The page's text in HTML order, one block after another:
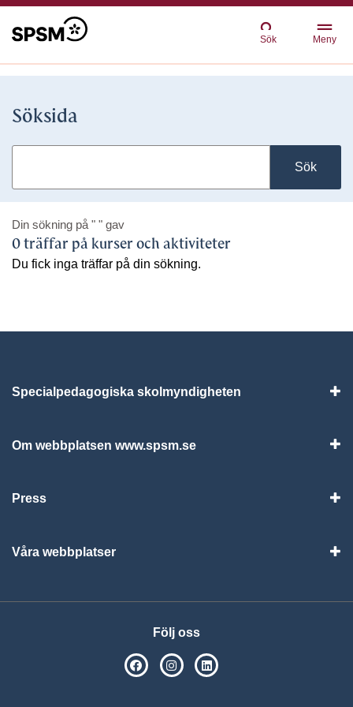
Sök Meny
Söksida
Sök
Din sökning på " " gav
0 träffar på kurser och aktiviteter
Du fick inga träffar på din sökning.
Specialpedagogiska skolmyndigheten
Om webbplatsen www.spsm.se
Press
Våra webbplatser
Följ oss
SPSM på Facebook
SPSM på Instagram